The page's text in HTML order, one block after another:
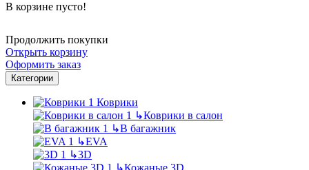
В корзине пусто!
Продолжить покупки
Открыть корзину
Оформить заказ
Категории
Коврики
↳Коврики в салон
↳В багажник
↳EVA
↳3D
↳Кожаные 3D